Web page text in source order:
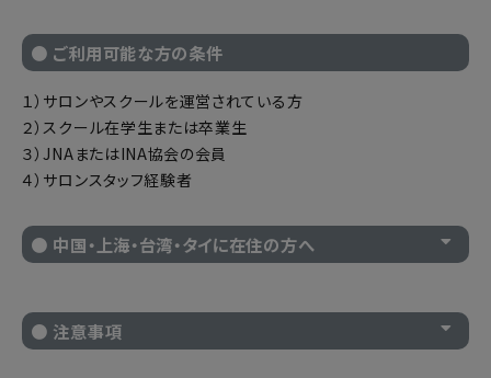
● ご利用可能な方の条件
１）サロンやスクールを運営されている方
２）スクール在学生または卒業生
３）JNAまたはINA協会の会員
４）サロンスタッフ経験者
● 中国・上海・台湾・タイに在住の方へ
● 注意事項